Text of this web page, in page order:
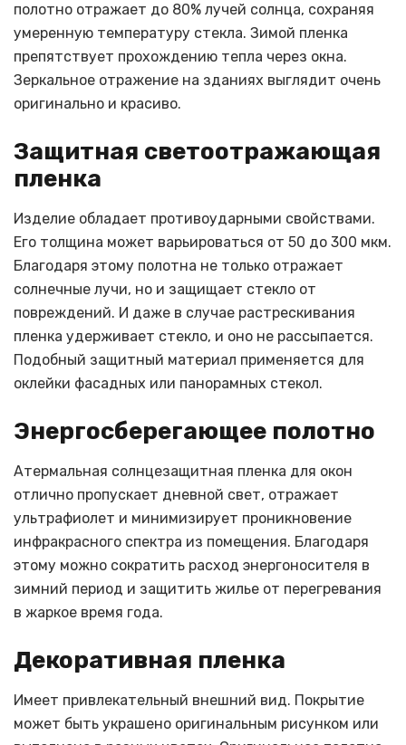
полотно отражает до 80% лучей солнца, сохраняя
умеренную температуру стекла. Зимой пленка
препятствует прохождению тепла через окна.
Зеркальное отражение на зданиях выглядит очень
оригинально и красиво.
Защитная светоотражающая
пленка
Изделие обладает противоударными свойствами.
Его толщина может варьироваться от 50 до 300 мкм.
Благодаря этому полотна не только отражает
солнечные лучи, но и защищает стекло от
повреждений. И даже в случае растрескивания
пленка удерживает стекло, и оно не рассыпается.
Подобный защитный материал применяется для
оклейки фасадных или панорамных стекол.
Энергосберегающее полотно
Атермальная солнцезащитная пленка для окон
отлично пропускает дневной свет, отражает
ультрафиолет и минимизирует проникновение
инфракрасного спектра из помещения. Благодаря
этому можно сократить расход энергоносителя в
зимний период и защитить жилье от перегревания
в жаркое время года.
Декоративная пленка
Имеет привлекательный внешний вид. Покрытие
может быть украшено оригинальным рисунком или